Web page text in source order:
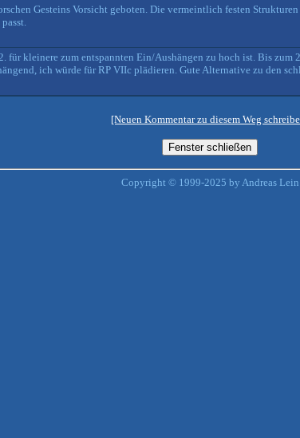
Gesteins Vorsicht geboten. Die vermeintlich festen
für kleinere zum entspannten Ein/Aushängen zu hoch ist. Bis zum
ich würde für RP VIIc plädieren. Gute Alternative zu den
[Neuen Kommentar zu diesem Weg
Copyright © 1999-2025 by Andreas Lein